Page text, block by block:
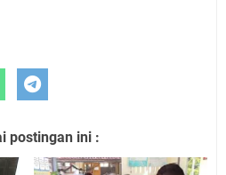
postingan ini :